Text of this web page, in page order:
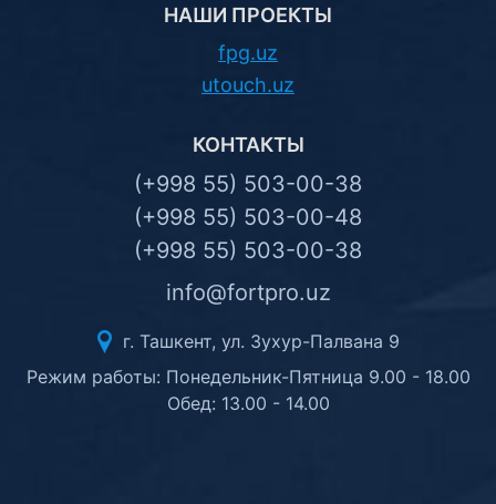
НАШИ ПРОЕКТЫ
fpg.uz
utouch.uz
КОНТАКТЫ
(+998 55) 503-00-38
(+998 55) 503-00-48
(+998 55) 503-00-38
info@fortpro.uz
г. Ташкент, ул. Зухур-Палвана 9
Режим работы: Понедельник-Пятница 9.00 - 18.00
Обед: 13.00 - 14.00